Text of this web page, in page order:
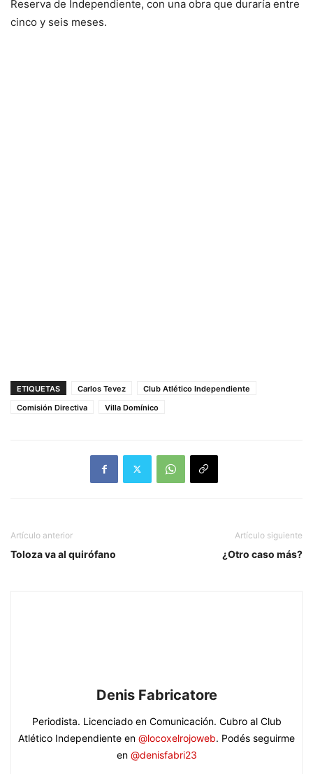
Reserva de Independiente, con una obra que duraría entre
cinco y seis meses.
ETIQUETAS Carlos Tevez
Club Atlético Independiente
Comisión Directiva
Villa Domínico
Artículo anterior
Toloza va al quirófano
Artículo siguiente
¿Otro caso más?
Denis Fabricatore
Periodista. Licenciado en Comunicación. Cubro al Club
Atlético Independiente en @locoxelrojoweb. Podés seguirme
en @denisfabri23